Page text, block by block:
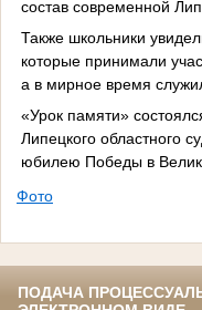
состав современной
Также школьники
которые принимали
а в мирное время
«Урок памяти»
Липецкого областного
юбилею Победы в
Фото
ПОДАЧА